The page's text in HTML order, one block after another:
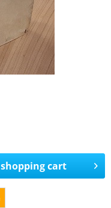
shopping cart